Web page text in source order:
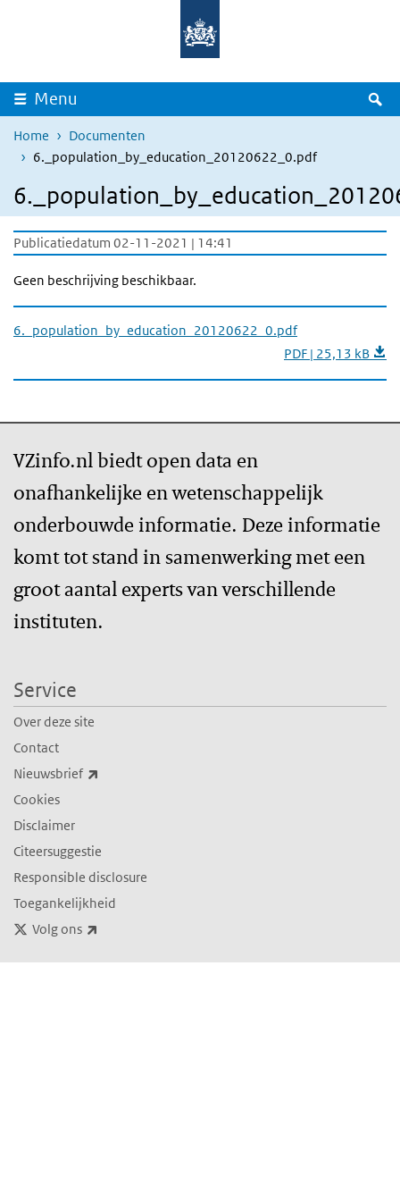
Overslaan en naar de inhoud gaan
Menu
Home
Documenten
6._population_by_education_20120622_0.pdf
Publicatiedatum 02-11-2021 | 14:41
Geen beschrijving beschikbaar.
6._population_by_education_20120622_0.pdf
PDF | 25,13 kB
VZinfo.nl biedt open data en
onafhankelijke en wetenschappelijk
onderbouwde informatie. Deze informatie
komt tot stand in samenwerking met een
groot aantal experts van verschillende
instituten.
Service
Over deze site
Contact
Nieuwsbrief
Cookies
Disclaimer
Citeersuggestie
Responsible disclosure
Toegankelijkheid
Volg ons